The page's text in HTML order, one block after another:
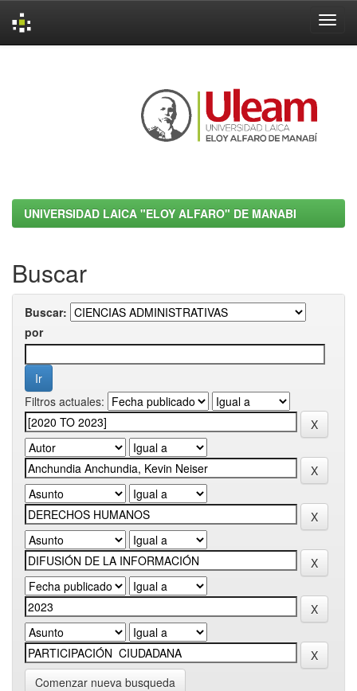
UNIVERSIDAD LAICA "ELOY ALFARO" DE MANABI
Buscar
Buscar:
por
Filtros actuales:
Comenzar nueva busqueda